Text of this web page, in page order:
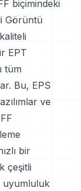
biçimindeki
Görüntü
EPT
tüm
Bu, EPS
ve
bir
çeşitli
uyumluluk